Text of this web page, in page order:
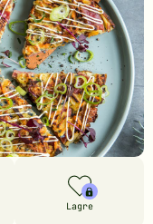
Lagre